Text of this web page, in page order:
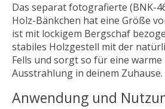
Das separat fotografierte (BNK-
Holz-Bänkchen hat eine Größe
ist mit lockigem Bergschaf
stabiles Holzgestell mit der
Fells und sorgt so für eine warme
Ausstrahlung in deinem Zuhause.
Anwendung und